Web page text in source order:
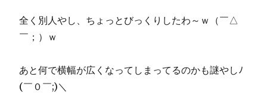
全く別人やし、ちょっとびっくりしたわ～ｗ（￣△
￣；）ｗ
あと何で横幅が広くなってしまってるのかも謎やしﾉ
(￣０￣;)＼